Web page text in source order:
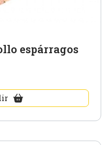
espárragos